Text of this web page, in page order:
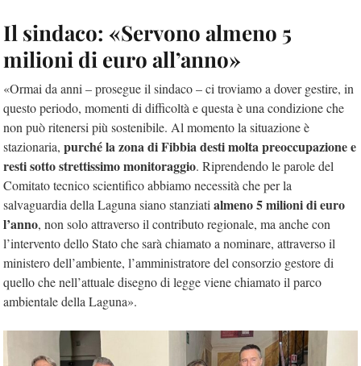
Il sindaco: «Servono almeno 5
milioni di euro all’anno»
«Ormai da anni – prosegue il sindaco – ci troviamo a dover gestire, in
questo periodo, momenti di difficoltà e questa è una condizione che
non può ritenersi più sostenibile. Al momento la situazione è
stazionaria, purché la zona di Fibbia desti molta preoccupazione e
resti sotto strettissimo monitoraggio. Riprendendo le parole del
Comitato tecnico scientifico abbiamo necessità che per la
salvaguardia della Laguna siano stanziatialmeno 5 milioni di euro
l’anno, non solo attraverso il contributo regionale, ma anche con
l’intervento dello Stato che sarà chiamato a nominare, attraverso il
ministero dell’ambiente, l’amministratore del consorzio gestore di
quello che nell’attuale disegno di legge viene chiamato il parco
ambientale della Laguna».